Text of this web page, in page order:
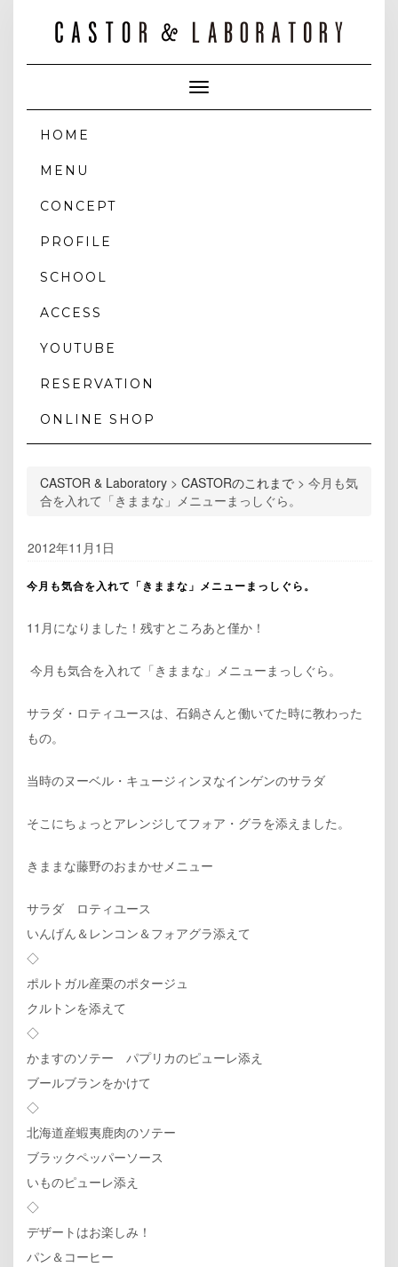
Toggle
Navigation
HOME
MENU
CONCEPT
PROFILE
SCHOOL
ACCESS
YOUTUBE
RESERVATION
ONLINE SHOP
CASTOR & Laboratory > CASTORのこれまで > 今月も気
合を入れて「きままな」メニューまっしぐら。
2012年11月1日
今月も気合を入れて「きままな」メニューまっしぐら。
11月になりました！残すところあと僅か！
今月も気合を入れて「きままな」メニューまっしぐら。
サラダ・ロティユースは、石鍋さんと働いてた時に教わった
もの。
当時のヌーベル・キュージィンヌなインゲンのサラダ
そこにちょっとアレンジしてフォア・グラを添えました。
きままな藤野のおまかせメニュー
サラダ ロティユース
いんげん＆レンコン＆フォアグラ添えて
◇
ポルトガル産栗のポタージュ
クルトンを添えて
◇
かますのソテー パプリカのピューレ添え
ブールブランをかけて
◇
北海道産蝦夷鹿肉のソテー
ブラックペッパーソース
いものピューレ添え
◇
デザートはお楽しみ！
パン＆コーヒー